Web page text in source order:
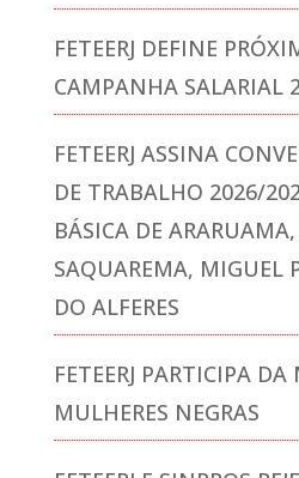
FETEERJ DEFINE
CAMPANHA SALARIAL
FETEERJ ASSINA
DE TRABALHO 2026/
BÁSICA DE
SAQUAREMA, MIGUEL
DO ALFERES
FETEERJ PARTICIPA
MULHERES NEGRAS